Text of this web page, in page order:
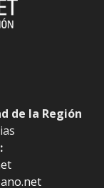
de la Región